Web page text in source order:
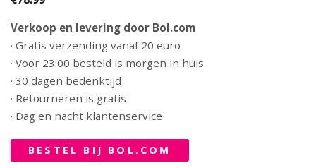
Verkoop en levering door Bol.com
· Gratis verzending vanaf 20 euro
· Voor 23:00 besteld is morgen in huis
· 30 dagen bedenktijd
· Retourneren is gratis
· Dag en nacht klantenservice
BESTEL BIJ BOL.COM